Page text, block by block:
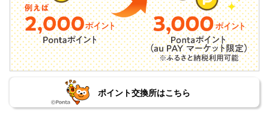
ポイント交換所はこちら